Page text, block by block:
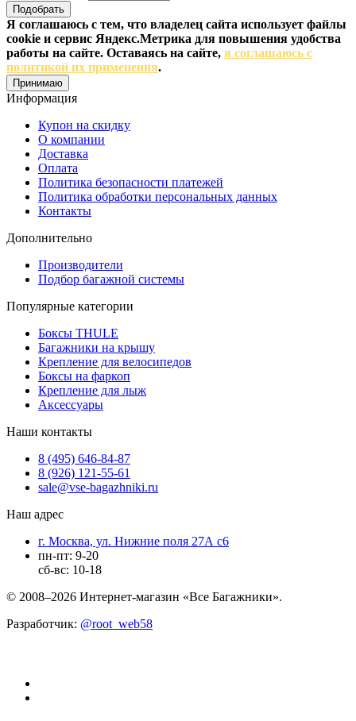
Подобрать
Я соглашаюсь с тем, что владелец сайта использует файлы
cookie и сервис Яндекс.Метрика для повышения удобства
работы на сайте. Оставаясь на сайте, я соглашаюсь с
политикой их применения.
Принимаю
Информация
Купон на скидку
О компании
Доставка
Оплата
Политика безопасности платежей
Политика обработки персональных данных
Контакты
Дополнительно
Производители
Подбор багажной системы
Популярные категории
Боксы THULE
Багажники на крышу
Крепление для велосипедов
Боксы на фаркоп
Крепление для лыж
Аксессуары
Наши контакты
8 (495) 646-84-87
8 (926) 121-55-61
sale@vse-bagazhniki.ru
Наш адрес
г. Москва, ул. Нижние поля 27А с6
пн-пт: 9-20
сб-вс: 10-18
© 2008–2026 Интернет-магазин «Все Багажники».
Разработчик: @root_web58